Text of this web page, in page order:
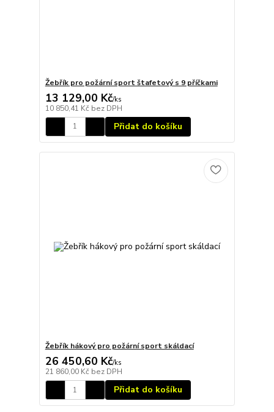
Žebřík pro požární sport štafetový s 9 příčkami
13 129,00 Kč/ks
10 850,41 Kč bez DPH
Přidat do košíku
Žebřík hákový pro požární sport skáldací
26 450,60 Kč/ks
21 860,00 Kč bez DPH
Přidat do košíku